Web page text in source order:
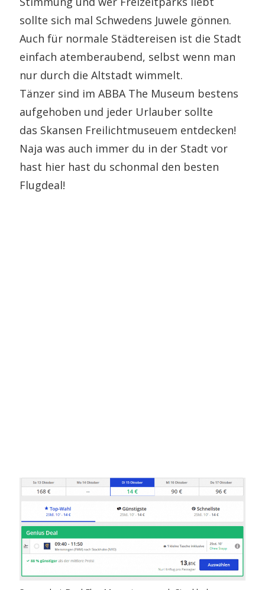
sollte sich mal Schwedens Juwele gönnen.
Auch für normale Städtereisen ist die Stadt
einfach atemberaubend, selbst wenn man
nur durch die Altstadt wimmelt.
Tänzer sind im ABBA The Museum bestens
aufgehoben und jeder Urlauber sollte
das Skansen Freilichtmuseuem entdecken!
Naja was auch immer du in der Stadt vor
hast hier hast du schonmal den besten
Flugdeal!